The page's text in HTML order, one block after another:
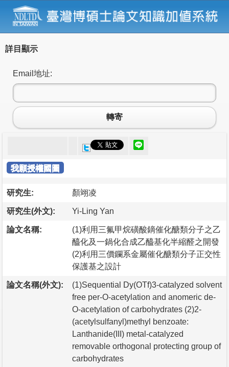
詳目顯示
Email地址:
轉寄
我願授權國圖
研究生: 顏翊凌
研究生(外文): Yi-Ling Yan
論文名稱:
(1)利用三氟甲烷磺酸鏑催化醣類分子之乙
醯化及一鍋化合成乙醯基化半縮醛之開發
(2)利用三價鑭系金屬催化醣類分子正交性
保護基之設計
論文名稱(外文):
(1)Sequential Dy(OTf)3-catalyzed solvent
free per-O-acetylation and anomeric de-
O-acetylation of carbohydrates (2)2-
(acetylsulfanyl)methyl benzoate:
Lanthanide(III) metal-catalyzed
removable orthogonal protecting group of
carbohydrates